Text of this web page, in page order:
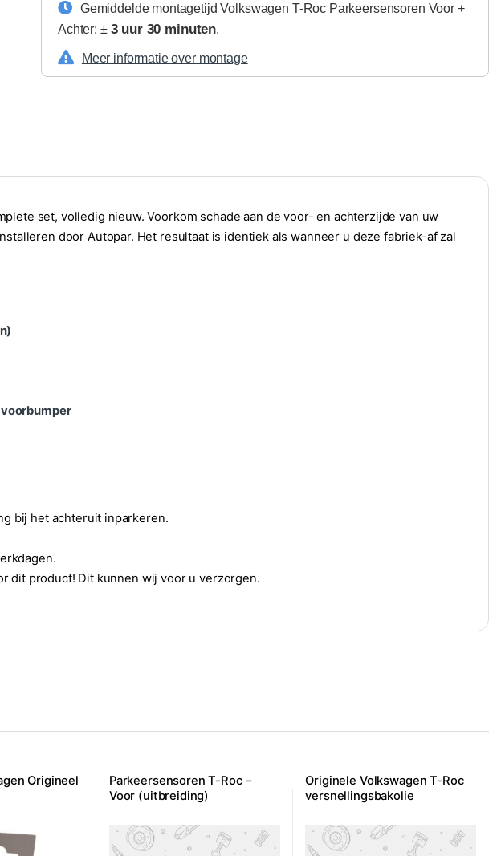
Gemiddelde montagetijd Volkswagen T-Roc Parkeersensoren Voor +
Achter: ± 3 uur 30 minuten.
Meer informatie over montage
set, volledig nieuw. Voorkom schade aan de voor- en achterzijde van uw
door Autopar. Het resultaat is identiek als wanneer u deze fabriek-af zal
bij het achteruit inparkeren.
dit product! Dit kunnen wij voor u verzorgen.
Origineel
Parkeersensoren T-Roc –
Voor (uitbreiding)
Originele Volkswagen T-Roc
versnellingsbakolie